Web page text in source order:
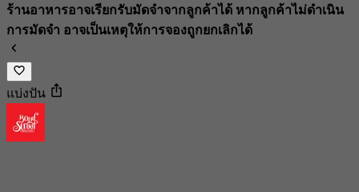
ร้านอาหารอาจเรียกรับมัดจำจากลูกค้าได้ หากลูกค้าไม่ดำเนิน
การมัดจำ อาจเป็นเหตุให้การจองถูกยกเลิกได้
แบ่งปัน